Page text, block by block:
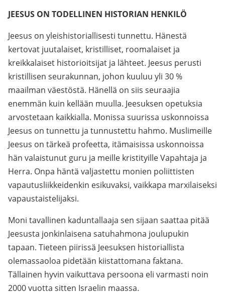
JEESUS ON TODELLINEN HISTORIAN HENKILÖ
Jeesus on yleishistoriallisesti tunnettu. Hänestä
kertovat juutalaiset, kristilliset, roomalaiset ja
kreikkalaiset historioitsijat ja lähteet. Jeesus perusti
kristillisen seurakunnan, johon kuuluu yli 30 %
maailman väestöstä. Hänellä on siis seuraajia
enemmän kuin kellään muulla. Jeesuksen opetuksia
arvostetaan kaikkialla. Monissa suurissa uskonnoissa
Jeesus on tunnettu ja tunnustettu hahmo. Muslimeille
Jeesus on tärkeä profeetta, itämaisissa uskonnoissa
hän valaistunut guru ja meille kristityille Vapahtaja ja
Herra. Onpa häntä valjastettu monien poliittisten
vapautusliikkeidenkin esikuvaksi, vaikkapa marxilaiseksi
vapaustaistelijaksi.
Moni tavallinen kaduntallaaja sen sijaan saattaa pitää
Jeesusta jonkinlaisena satuhahmona joulupukin
tapaan. Tieteen piirissä Jeesuksen historiallista
olemassaoloa pidetään kiistattomana faktana.
Tällainen hyvin vaikuttava persoona eli varmasti noin
2000 vuotta sitten Israelin maassa.